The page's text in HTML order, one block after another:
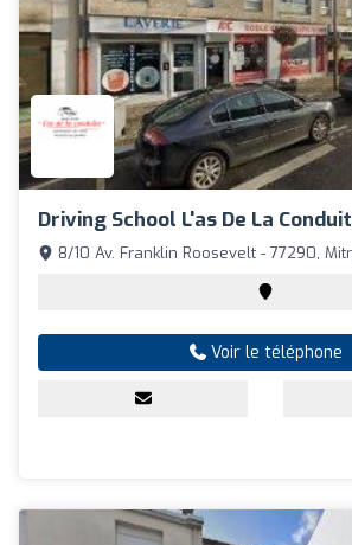
Driving School L'as De La
8/10 Av. Franklin Roosevelt - 77290,
Voir le téléphone